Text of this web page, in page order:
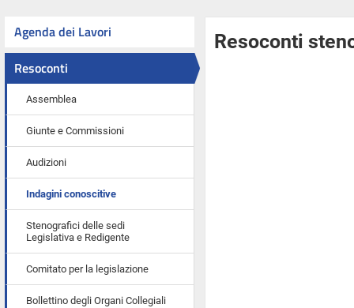
Agenda dei Lavori
Resoconti
Assemblea
Giunte e Commissioni
Audizioni
Indagini conoscitive
Stenografici delle sedi
Legislativa e Redigente
Comitato per la legislazione
Bollettino degli Organi Collegiali
Resoconti